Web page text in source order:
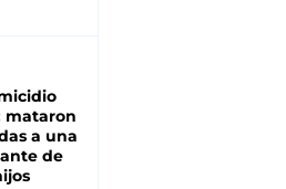
mataron
a una
de